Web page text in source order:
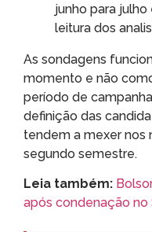
junho para julho
leitura dos
As sondagens
momento e não
período de
definição das
tendem a mexer nos
segundo semestre.
Leia também:
após condenação no